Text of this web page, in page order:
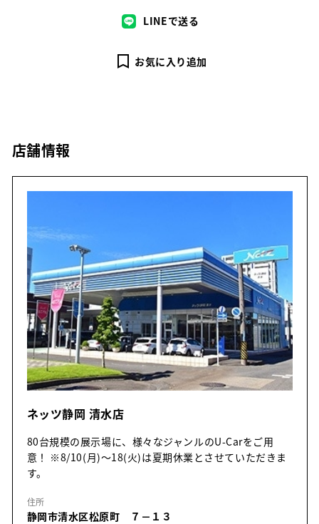
LINEで送る
お気に入り追加
店舗情報
ネッツ静岡 清水店
80台規模の展示場に、様々なジャンルのU-Carをご用
意！ ※8/10(月)～18(火)は夏期休業とさせていただきま
す。
住所
静岡市清水区松原町 ７－１３